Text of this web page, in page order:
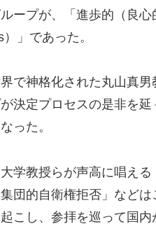
ープが、「進歩的（良
」であった。
で神格化された丸山真
決定プロセスの是非を
った。
学教授らが声高に唱える
団的自衛権拒否」など
こし、参拝を巡って国